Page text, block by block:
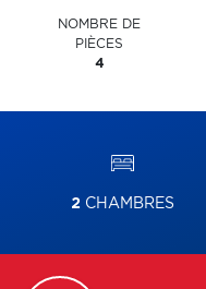
NOMBRE DE
PIÈCES
4
2CHAMBRES